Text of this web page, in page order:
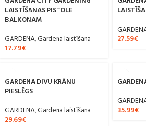
LAISTĪŠANAS PISTOLE
BALKONAM
GARDENA,Gardena laistīšana
17.79€
27.59€
GARDENA DIVU KRĀNU
PIESLĒGS
GARDENA,Gardena laistīšana
29.69€
35.99€